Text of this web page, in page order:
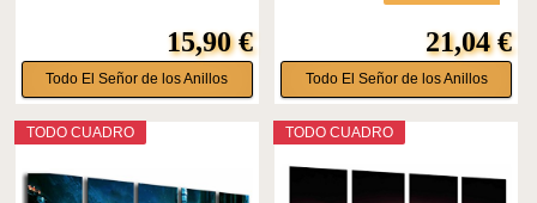
15,90 €
Todo El Señor de los Anillos
21,04 €
Todo El Señor de los Anillos
TODO CUADRO TODO CUADRO